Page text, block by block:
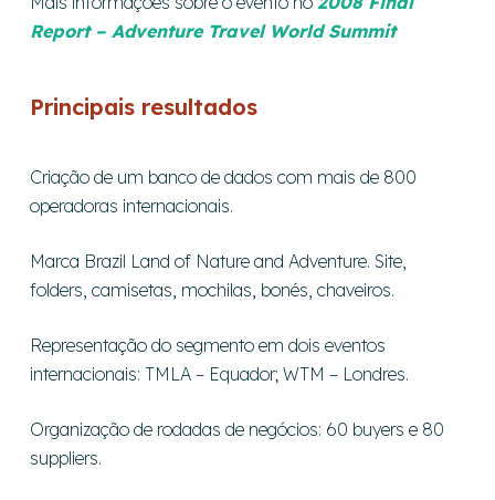
Report – Adventure Travel World Summit
Principais resultados
Criação de um banco de dados com mais de 800
operadoras internacionais.
Marca Brazil Land of Nature and Adventure. Site,
folders, camisetas, mochilas, bonés, chaveiros.
Representação do segmento em dois eventos
internacionais: TMLA – Equador; WTM – Londres.
Organização de rodadas de negócios: 60 buyers e 80
suppliers.